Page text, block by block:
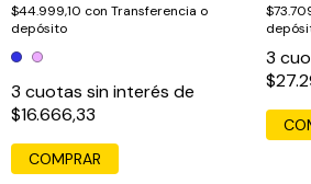
$44.999,10 con Transferencia o
depósito
3 cuotas sin interés de
$16.666,33
COMPRAR
3